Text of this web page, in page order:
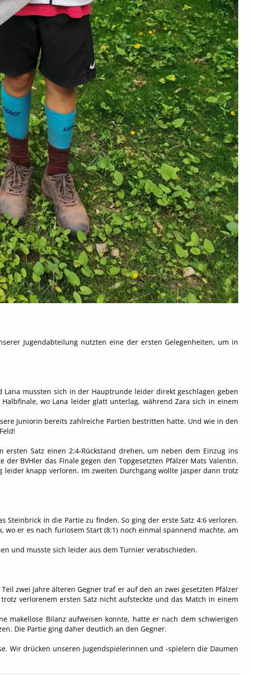
Jugendabteilung nutzten eine der ersten Gelegenheiten, um in
mussten sich in der Hauptrunde leider direkt geschlagen geben
wo Lana leider glatt unterlag, während Zara sich in einem
Juniorin bereits zahlreiche Partien bestritten hatte. Und wie in den
Satz einen 2:4-Rückstand drehen, um neben dem Einzug ins
BVHler das Finale gegen den Topgesetzten Pfälzer Mats Valentin.
knapp verloren. Im zweiten Durchgang wollte Jasper dann trotz
Steinbrick in die Partie zu finden. So ging der erste Satz 4:6 verloren.
er es nach furiosem Start (8:1) noch einmal spannend machte, am
und musste sich leider aus dem Turnier verabschieden.
zwei Jahre älteren Gegner traf er auf den an zwei gesetzten Pfälzer
verlorenem ersten Satz nicht aufsteckte und das Match in einem
makellose Bilanz aufweisen konnte, hatte er nach dem schwierigen
Die Partie ging daher deutlich an den Gegner.
Wir drücken unseren Jugendspielerinnen und -spielern die Daumen